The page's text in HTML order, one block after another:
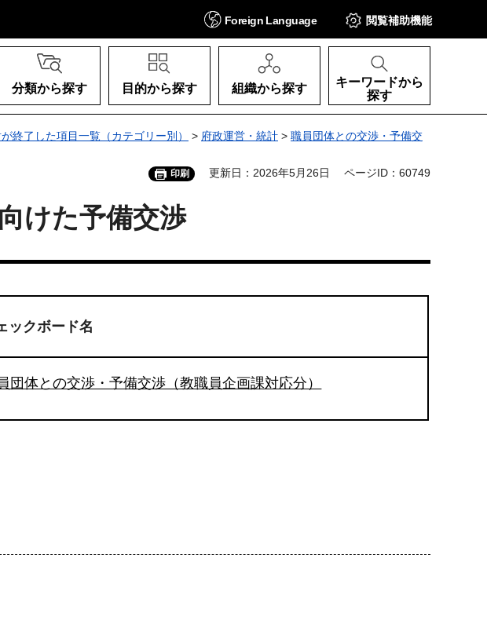
Foreign Language 閲覧補助機能
分類から探す 目的から探す 組織から探す
キーワードから
探す
終了した項目一覧（カテゴリー別） > 府政運営・統計 > 職員団体との交渉・予備交
印刷 更新日：2026年5月26日 ページID：60749
けた予備交渉
ックボード名
団体との交渉・予備交渉（教職員企画課対応分）